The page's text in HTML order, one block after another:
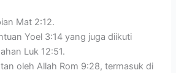
Mat 2:12.
Yoel 3:14 yang juga diikuti
Luk 12:51.
oleh Allah Rom 9:28, termasuk di